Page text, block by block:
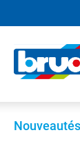
Nouveautés